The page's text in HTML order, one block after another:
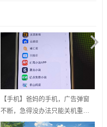
【手机】爸妈的手机，广告弹窗
不断，急得没办法只能关机重
启？用ADB卸载快应用框架！